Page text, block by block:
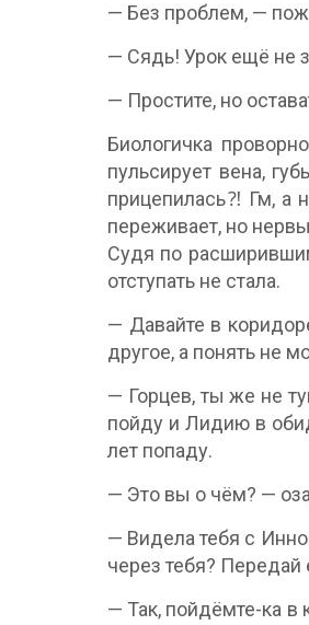
— Без проблем, —
— Сядь! Урок ещё не
— Простите, но
Биологичка
пульсирует вена,
прицепилась⁈ Гм, а
переживает, но
Судя по
отступать не стала.
— Давайте в
другое, а понять не
— Горцев, ты же не
пойду и Лидию в
лет попаду.
— Это вы о чём? —
— Видела тебя с
через тебя? Передай
— Так, пойдёмте-ка в